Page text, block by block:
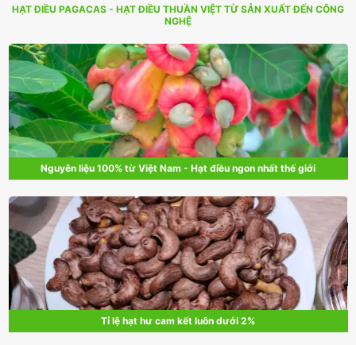
HẠT ĐIỀU PAGACAS - HẠT ĐIỀU THUẦN VIỆT TỪ SẢN XUẤT ĐẾN CÔNG
NGHỆ
Nguyên liệu 100% từ Việt Nam - Hạt điều ngon nhất thế giới
Tỉ lệ hạt hư cam kết luôn dưới 2%